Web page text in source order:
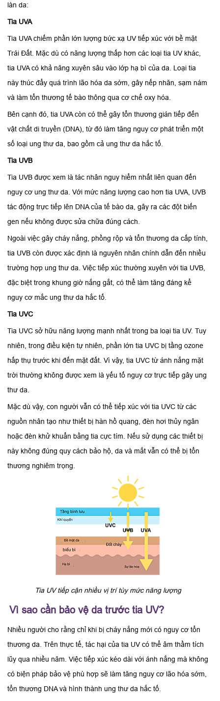
làn da:
Tia UVA
Tia UVA chiếm phần lớn lượng bức xạ UV tiếp xúc với bề mặt
Trái Đất. Mặc dù có năng lượng thấp hơn các loại tia UV khác,
tia UVA có khả năng xuyên sâu vào lớp hạ bì của da. Loại tia
này thúc đẩy quá trình lão hóa da sớm, gây nếp nhăn, sạm nám
và làm tổn thương tế bào thông qua cơ chế oxy hóa.
Bên cạnh đó, tia UVA còn có thể gây tổn thương gián tiếp đến
vật chất di truyền (DNA), từ đó làm tăng nguy cơ phát triển một
số loại ung thư da, bao gồm cả ung thư da hắc tố.
Tia UVB
Tia UVB được xem là tác nhân nguy hiểm nhất liên quan đến
nguy cơ ung thư da. Với mức năng lượng cao hơn tia UVA, UVB
tác động trực tiếp lên DNA của tế bào da, gây ra các đột biến
gen nếu không được sửa chữa đúng cách.
Ngoài việc gây cháy nắng, phồng rộp và tổn thương da cấp tính,
tia UVB còn được xác định là nguyên nhân chính dẫn đến nhiều
trường hợp ung thư da. Việc tiếp xúc thường xuyên với tia UVB,
đặc biệt trong khung giờ nắng gắt, có thể làm tăng đáng kể
nguy cơ mắc ung thư da hắc tố.
Tia UVC
Tia UVC sở hữu năng lượng mạnh nhất trong ba loại tia UV. Tuy
nhiên, trong điều kiện tự nhiên, phần lớn tia UVC bị tầng ozone
hấp thụ trước khi đến mặt đất. Vì vậy, tia UVC từ ánh nắng mặt
trời thường không được xem là yếu tố nguy cơ trực tiếp gây ung
thư da.
Mặc dù vậy, con người vẫn có thể tiếp xúc với tia UVC từ các
nguồn nhân tạo như thiết bị hàn hồ quang, đèn hơi thủy ngân
hoặc đèn khử khuẩn bằng tia cực tím. Nếu sử dụng các thiết bị
này không đúng quy cách bảo hộ, da và mắt vẫn có thể bị tổn
thương nghiêm trọng.
Tia UV tiếp cận nhiều vị trí tùy mức năng lượng
Vì sao cần bảo vệ da trước tia UV?
Nhiều người cho rằng chỉ khi bị cháy nắng mới có nguy cơ tổn
thương da. Trên thực tế, tác hại của tia UV có thể âm thầm tích
lũy qua nhiều năm. Việc tiếp xúc kéo dài với ánh nắng mà không
có biện pháp bảo vệ phù hợp sẽ làm tăng nguy cơ lão hóa sớm,
tổn thương DNA và hình thành ung thư da hắc tố.